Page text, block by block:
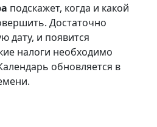
подскажет, когда и какой
Достаточно
дату, и появится
налоги необходимо
обновляется в